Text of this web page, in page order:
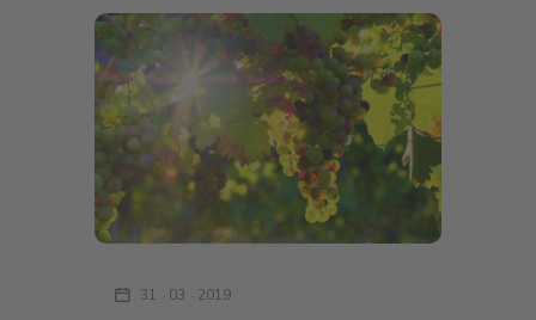
31 03 2019